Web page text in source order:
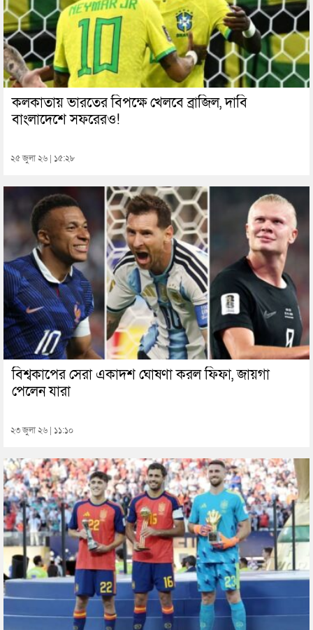
কলকাতায় ভারতের বিপক্ষে খেলবে ব্রাজিল, দাবি
বাংলাদেশে সফরেরও!
২৫ জুলা ২৬ | ১৫:২৮
বিশ্বকাপের সেরা একাদশ ঘোষণা করল ফিফা, জায়গা
পেলেন যারা
২৩ জুলা ২৬ | ১১:১০